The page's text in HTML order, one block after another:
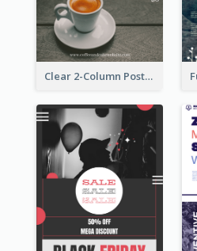
Clear 2-Column Poster With Photo